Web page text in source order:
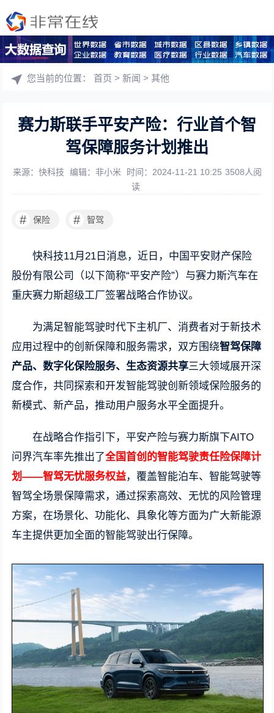
您当前的位置：首页 >新闻 >其他
赛力斯联手平安产险：行业首个智
驾保障服务计划推出
来源：快科技 编辑：非小米 时间：2024-11-21 10:25 3508人阅
读
# 保险 # 智驾
快科技11月21日消息，近日，中国平安财产保险
股份有限公司（以下简称“平安产险”）与赛力斯汽车在
重庆赛力斯超级工厂签署战略合作协议。
为满足智能驾驶时代下主机厂、消费者对于新技术
应用过程中的创新保障和服务需求，双方围绕智驾保障
产品、数字化保险服务、生态资源共享三大领域展开深
度合作，共同探索和开发智能驾驶创新领域保险服务的
新模式、新产品，推动用户服务水平全面提升。
在战略合作指引下，平安产险与赛力斯旗下AITO
问界汽车率先推出了全国首创的智能驾驶责任险保障计
划——智驾无忧服务权益，覆盖智能泊车、智能驾驶等
智驾全场景保障需求，通过探索高效、无忧的风险管理
方案，在场景化、功能化、具象化等方面为广大新能源
车主提供更加全面的智能驾驶出行保障。